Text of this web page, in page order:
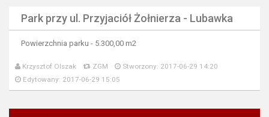
Park przy ul. Przyjaciół Żołnierza - Lubawka
Powierzchnia parku - 5.300,00 m2
Krzysztof Olszak ZGM
Stworzony: 2017-06-29 14:20
Edytowany: 2017-06-29 15:05